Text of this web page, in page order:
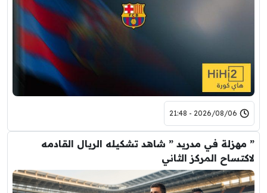
2026/08/06 - 21:48
” مهزلة في مدريد ” شاهد تشكيله الريال القادمه
لاكتساح المركز الثاني